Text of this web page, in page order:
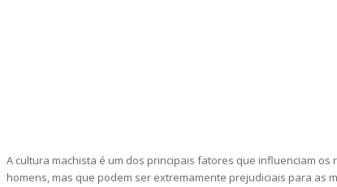
A cultura machista é um dos principais fatores que influenciam
homens, mas que podem ser extremamente prejudiciais para as